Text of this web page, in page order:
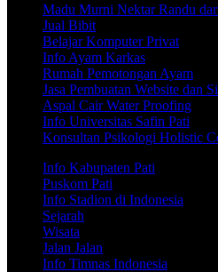
Madu Murni Nektar Randu
Jual Bibit
Belajar Komputer Privat
Info Ayam Karkas
Rumah Pemotongan Ayam
Jasa Pembuatan Website dan
Aspal Cair Water Proofing
Info Universitas Safin Pati
Konsultan Psikologi Holistic
Info Kabupaten Pati
Puskom Pati
Info Stadion di Indonesia
Sejarah
Wisata
Jalan Jalan
Info Timnas Indonesia